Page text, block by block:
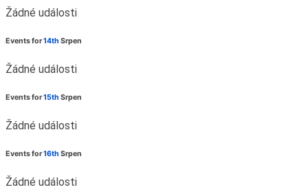
Žádné události
Events for14th Srpen
Žádné události
Events for15th Srpen
Žádné události
Events for16th Srpen
Žádné události